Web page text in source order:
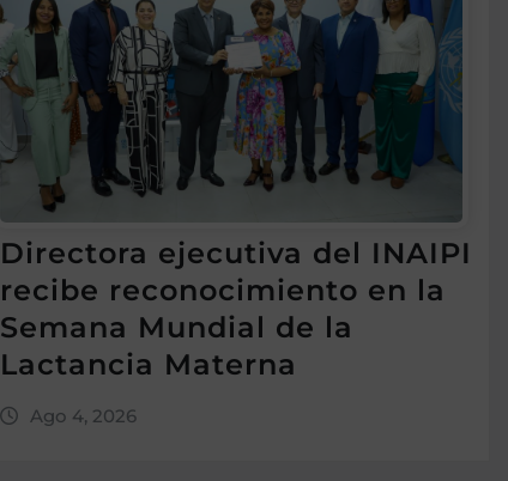
Directora ejecutiva del INAIPI
recibe reconocimiento en la
Semana Mundial de la
Lactancia Materna
Ago 4, 2026